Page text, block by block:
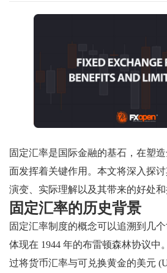
固定汇率是国际金融的基石，在塑
面发挥着关键作用。本文将深入探
演变、实际理解以及其带来的好处和
固定汇率的历史背景
固定汇率制度的概念可以追溯到几
体现在 1944 年的布雷顿森林协议中
过将货币汇率与可兑换黄金的美元